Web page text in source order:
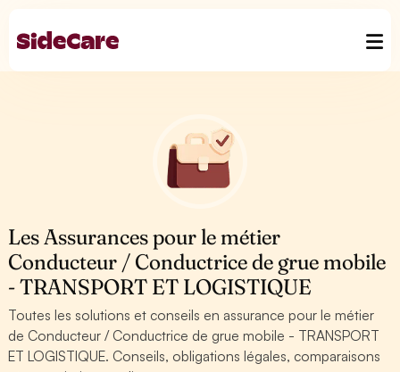
Les Assurances pour le métier
Conducteur / Conductrice de grue mobile
- TRANSPORT ET LOGISTIQUE
Toutes les solutions et conseils en assurance pour le métier
de Conducteur / Conductrice de grue mobile - TRANSPORT
ET LOGISTIQUE. Conseils, obligations légales, comparaisons